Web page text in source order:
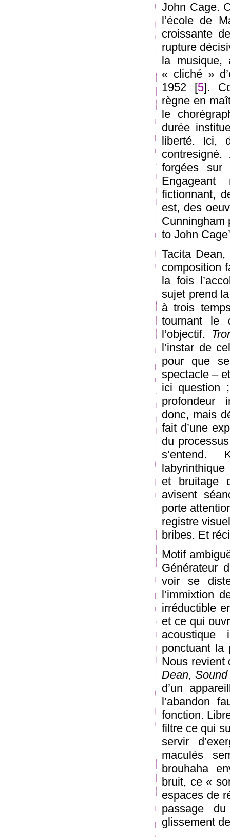
John Cage.
l’école de
croissante
rupture
la musique,
« cliché »
1952 [5].
règne en
le
durée
liberté. Ici,
forgées sur
fictionnant,
est, des
Cunningham
to John
Tacita
composition
la fois
sujet prend
à trois
tournant le
l’objectif.
l’instar de
pour que
spectacle –
ici question
profondeur
donc, mais
fait d’une
du
s’entend.
et bruitage
avisent
porte
registre
bribes. Et
Motif
Générateur
voir se
l’immixtion
irréductible
et ce qui
acoustique
ponctuant la
Nous revient
Dean,
d’un
l’abandon
fonction.
filtre ce qui
servir
maculés
brouhaha
bruit, ce «
espaces de
passage
glissement